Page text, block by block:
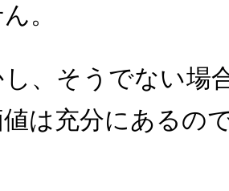
。
し、そうでない場
値は充分にあるの